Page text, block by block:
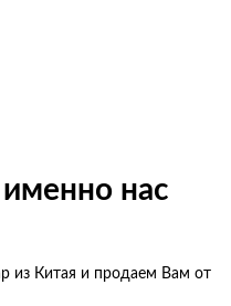
нас
из Китая и продаем Вам от